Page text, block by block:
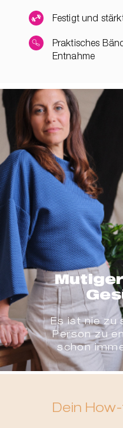
Festigt und
Praktisches
Entnahme
Es ist nie zu
Person zu
schon
Dein